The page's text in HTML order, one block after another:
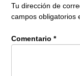
Tu dirección de
campos obligatorios
Comentario *